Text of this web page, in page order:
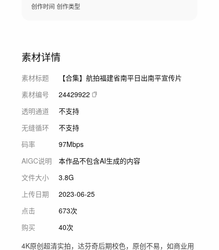
创作时间 创作类型
素材详情
素材标题
【合集】航拍福建省南平日出南平宣传片
素材编号
24429922
透明通道
不支持
无缝循环
不支持
码率
97Mbps
AIGC说明
本作品不包含AI生成的内容
文件大小
3.8G
上传日期
2023-06-25
点击
673次
购买
40次
4K原创超清实拍，达芬奇后期校色，原创不易，如商业用